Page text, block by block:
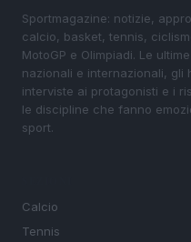
Sportmagazine: notizie,
calcio, basket, tennis,
MotoGP e Olimpiadi. Le
nazionali e internazionali, gli
interviste ai protagonisti e i
le discipline che fanno
sport.
Calcio
Tennis